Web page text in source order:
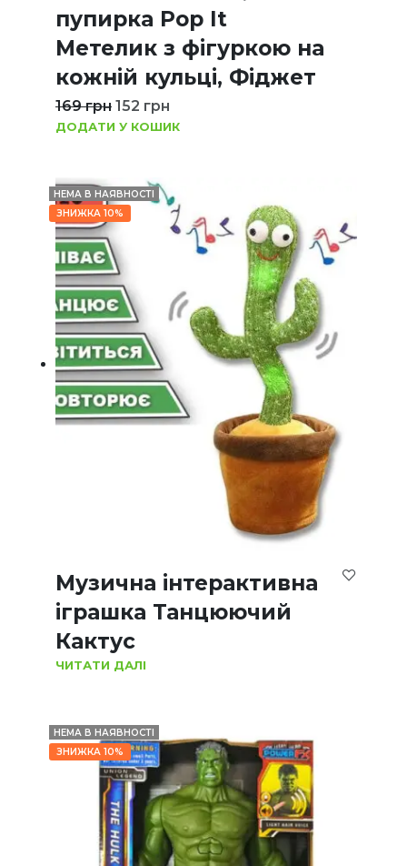
пупирка Pop It
Метелик з фігуркою на
кожній кульці, Фіджет
169грн 152 грн
ДОДАТИ У КОШИК
НЕМА В НАЯВНОСТІ
ЗНИЖКА 10%
Музична інтерактивна
іграшка Танцюючий
Кактус
ЧИТАТИ ДАЛІ
НЕМА В НАЯВНОСТІ
ЗНИЖКА 10%